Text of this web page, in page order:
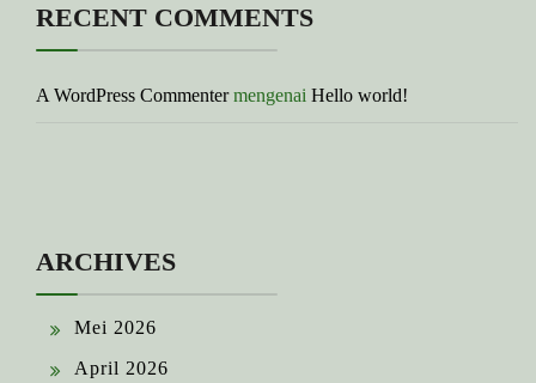
RECENT COMMENTS
A WordPress Commentermengenai Hello world!
ARCHIVES
Mei 2026
April 2026